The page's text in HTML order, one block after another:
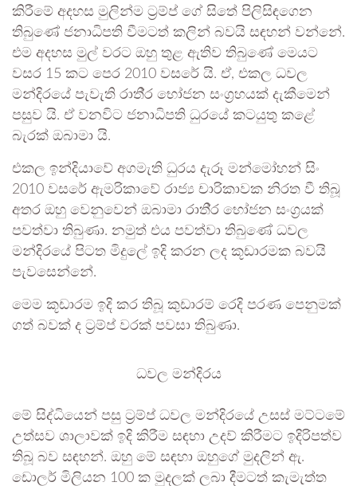
කිරීමේ අදහස මුලින්ම ට‍්‍රම්ප් ගේ සිතේ පිලිසිඳගෙන
තිබුණේ ජනාධිපති වීමටත් කලින් බවයි සඳහන් වන්නේ.
එම අදහස මුල් වරට ඔහු තුළ ඇතිව තිබුණේ මෙයට
වසර 15 කට පෙර 2010 වසරේ යි. ඒ, එකල ධවල
මන්දිරයේ පැවැති රාති‍්‍ර භෝජන සංග‍්‍රහයක් දැකීමෙන්
පසුව යි. ඒ වනවිට ජනාධිපති ධුරයේ කටයුතු කළේ
බැරක් ඔබාමා යි.
එකල ඉන්දියාවේ අගමැති ධුරය දැරූ මන්මෝහන් සිං
2010 වසරේ ඇමරිකාවේ රාජ්‍ය චාරිකාවක නිරත වී තිබූ
අතර ඔහු වෙනුවෙන් ඔබාමා රාති‍්‍ර භෝජන සංග‍්‍රයක්
පවත්වා තිබුණා. නමුත් එය පවත්වා තිබුණේ ධවල
මන්දිරයේ පිටත මිදුලේ ඉදි කරන ලද කූඩාරමක බවයි
පැවසෙන්නේ.
මෙම කූඩාරම ඉදි කර තිබූ කුඩාරම් රෙදි පරණ පෙනුමක්
ගත් බවක් ද ට‍්‍රම්ප් වරක් පවසා තිබුණා.
ධවල මන්දිරය
මේ සිද්ධියෙන් පසු ට‍්‍රම්ප් ධවල මන්දිරයේ උසස් මට්ටමේ
උත්සව ශාලාවක් ඉදි කිරීම සඳහා උදව් කිරීමට ඉදිරිපත්ව
තිබූ බව සඳහන්. ඔහු මේ සඳහා ඔහුගේ මුදලින් ඇ.
ඩොලර් මිලියන 100 ක මුදලක් ලබා දීමටත් කැමැත්ත